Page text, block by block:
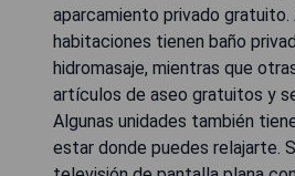
aparcamiento privado gratuito.
habitaciones tienen baño
hidromasaje, mientras que
artículos de aseo gratuitos y
Algunas unidades también
estar donde puedes relajarte.